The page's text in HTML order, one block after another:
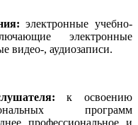
электронные учебно-
электронные
видео-, аудиозаписи.
к освоению
программ